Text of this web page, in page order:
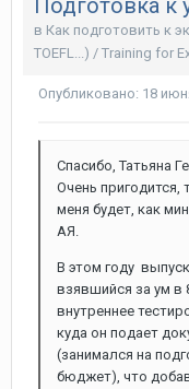
Подготовка к
в Как подготовить к
TOEFL...) / Training for
Опубликовано: 18
Спасибо, Татьяна
Очень пригодится,
меня будет, как
АЯ.
В этом году
взявшийся за ум в
внутреннее
куда он подает
(занимался на
бюджет), что